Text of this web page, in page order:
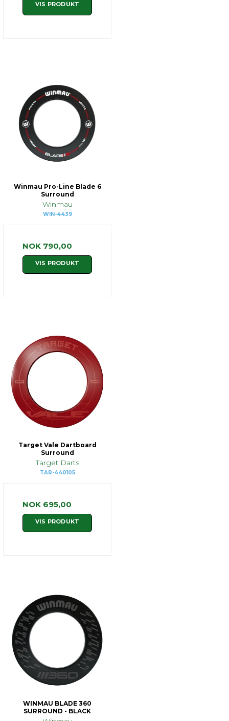
VIS PRODUKT
Winmau Pro-Line Blade 6
Surround
Winmau
WIN-4439
NOK 790,00
VIS PRODUKT
Target Vale Dartboard
Surround
Target Darts
TAR-440105
NOK 695,00
VIS PRODUKT
WINMAU BLADE 360
SURROUND - BLACK